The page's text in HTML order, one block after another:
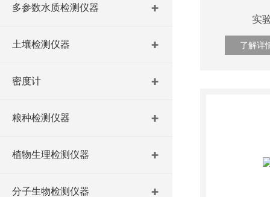
多参数水质检测仪器
土壤检测仪器
密度计
粮种检测仪器
植物生理检测仪器
分子生物检测仪器
实
了解详